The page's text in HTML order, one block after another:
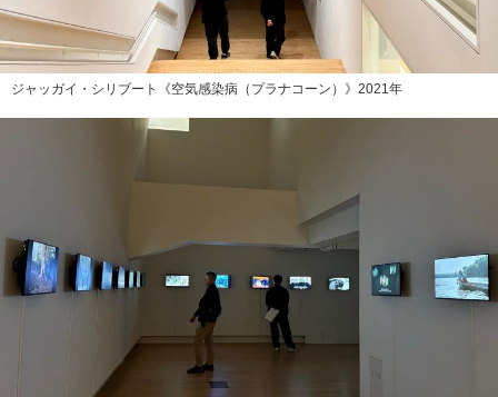
ジャッガイ・シリブート《空気感染病（プラナコーン）》2021年